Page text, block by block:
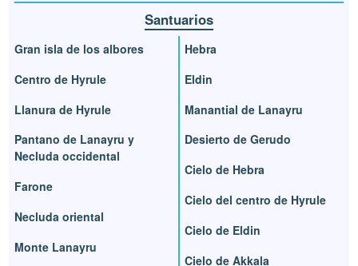
Santuarios
Gran isla de los albores
Centro de Hyrule
Llanura de Hyrule
Pantano de Lanayru y
Necluda occidental
Farone
Necluda oriental
Monte Lanayru
Hebra
Eldin
Manantial de Lanayru
Desierto de Gerudo
Cielo de Hebra
Cielo del centro de Hyrule
Cielo de Eldin
Cielo de Akkala